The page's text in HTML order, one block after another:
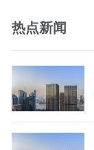
热点新闻